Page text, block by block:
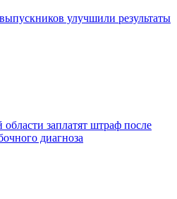
улучшили результаты
заплатят штраф после
диагноза